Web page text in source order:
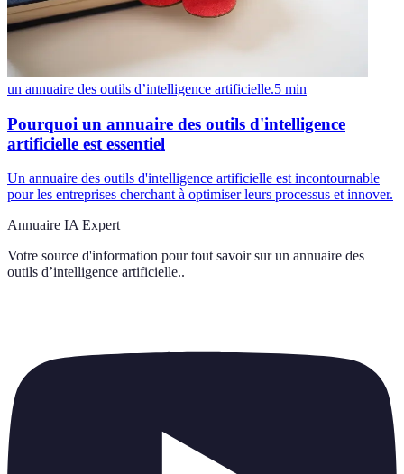
un annuaire des outils d’intelligence artificielle.5 min
Pourquoi un annuaire des outils d'intelligence
artificielle est essentiel
Un annuaire des outils d'intelligence artificielle est incontournable
pour les entreprises cherchant à optimiser leurs processus et innover.
Annuaire IA Expert
Votre source d'information pour tout savoir sur un annuaire des
outils d’intelligence artificielle..